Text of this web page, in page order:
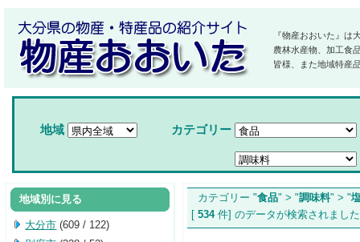
『物産おおいた』は
農林水産物、加工食
皆様、また地域特産
地域 カテゴリー
カテゴリー "食品" > "調味料" > "
[ 534件] のデータが検索され
地域別に見る
大分市 (609 / 122)